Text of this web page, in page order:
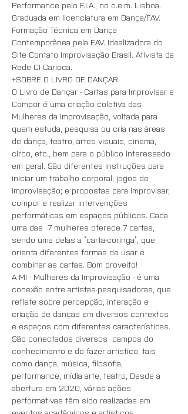
Performance pelo F.I.A., no c.e.m. Lisboa.
Graduada em licenciatura em Dança/FAV.
Formação Técnica em Dança
Contemporânea pela EAV. Idealizadora do
Site Contato Improvisação Brasil. Ativista da
Rede CI Carioca.
+SOBRE O LIVRO DE DANÇAR
O Livro de Dançar - Cartas para Improvisar e
Compor é uma criação coletiva das
Mulheres da Improvisação, voltada para
quem estuda, pesquisa ou cria nas áreas
de dança, teatro, artes visuais, cinema,
circo, etc., bem para o público interessado
em geral. São diferentes instruções para
iniciar um trabalho corporal; jogos de
improvisação; e propostas para improvisar,
compor e realizar intervenções
performáticas em espaços públicos. Cada
uma das  7 mulheres oferece 7 cartas,
sendo uma delas a “carta-coringa”, que
orienta diferentes formas de usar e
combinar as cartas. Bom proveito!
A MI - Mulheres da Improvisação - é uma
conexão entre artistas-pesquisadoras, que
reflete sobre percepção, interação e
criação de danças em diversos contextos
e espaços com diferentes características.
São conectados diversos  campos do
conhecimento e do fazer artístico, tais
como dança, música, filosofia,
performance, mídia arte, teatro, Desde a
abertura em 2020, várias ações
performativas têm sido realizadas em